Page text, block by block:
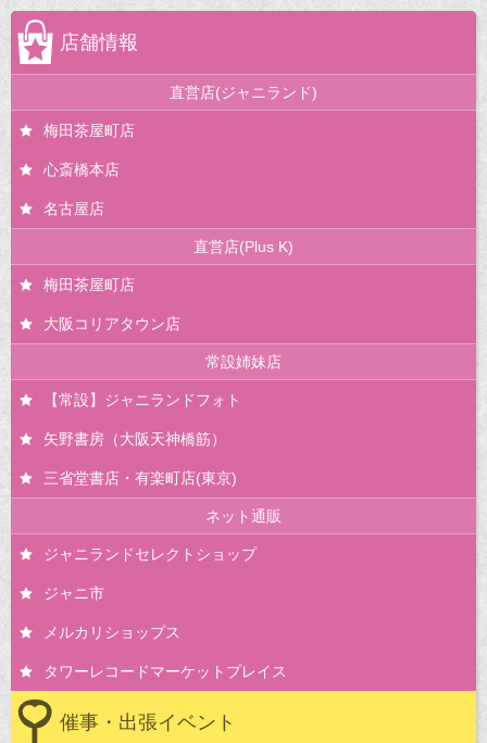
店舗情報
直営店(ジャニランド)
梅田茶屋町店
心斎橋本店
名古屋店
直営店(Plus K)
梅田茶屋町店
大阪コリアタウン店
常設姉妹店
【常設】ジャニランドフォト
矢野書房（大阪天神橋筋）
三省堂書店・有楽町店(東京)
ネット通販
ジャニランドセレクトショップ
ジャニ市
メルカリショップス
タワーレコードマーケットプレイス
催事・出張イベント